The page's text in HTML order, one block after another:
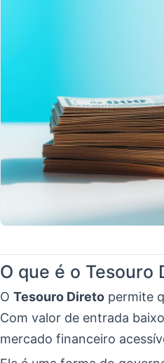
O que é o Tesouro
O Tesouro Direto permite
Com valor de entrada
mercado financeiro